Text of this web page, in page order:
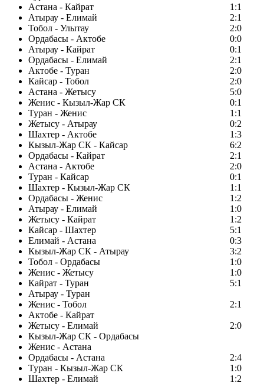
Астана - Кайрат
1:1
Атырау - Елимай
2:1
Тобол - Улытау
2:0
Ордабасы - Актобе
0:0
Атырау - Кайрат
0:1
Ордабасы - Елимай
2:1
Актобе - Туран
2:0
Кайсар - Тобол
2:0
Астана - Жетысу
5:0
Женис - Кызыл-Жар СК
0:1
Туран - Женис
1:1
Жетысу - Атырау
0:2
Шахтер - Актобе
1:3
Кызыл-Жар СК - Кайсар
6:2
Ордабасы - Кайрат
2:1
Астана - Актобе
2:0
Туран - Кайсар
0:1
Шахтер - Кызыл-Жар СК
1:1
Ордабасы - Женис
1:2
Атырау - Елимай
1:0
Жетысу - Кайрат
1:2
Кайсар - Шахтер
5:1
Елимай - Астана
0:3
Кызыл-Жар СК - Атырау
3:2
Тобол - Ордабасы
1:0
Женис - Жетысу
1:0
Кайрат - Туран
5:1
Атырау - Туран
Женис - Тобол
2:1
Актобе - Кайрат
Жетысу - Елимай
2:0
Кызыл-Жар СК - Ордабасы
Женис - Астана
Ордабасы - Астана
2:4
Туран - Кызыл-Жар СК
1:0
Шахтер - Елимай
1:2